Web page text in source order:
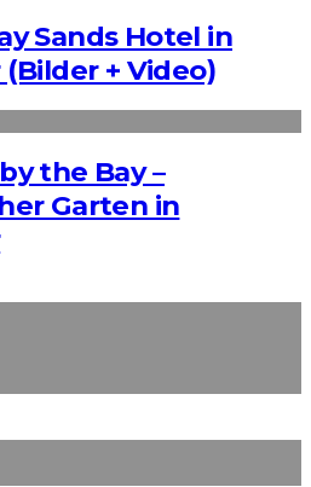
Sands Hotel in
+ Video)
the Bay –
Garten in